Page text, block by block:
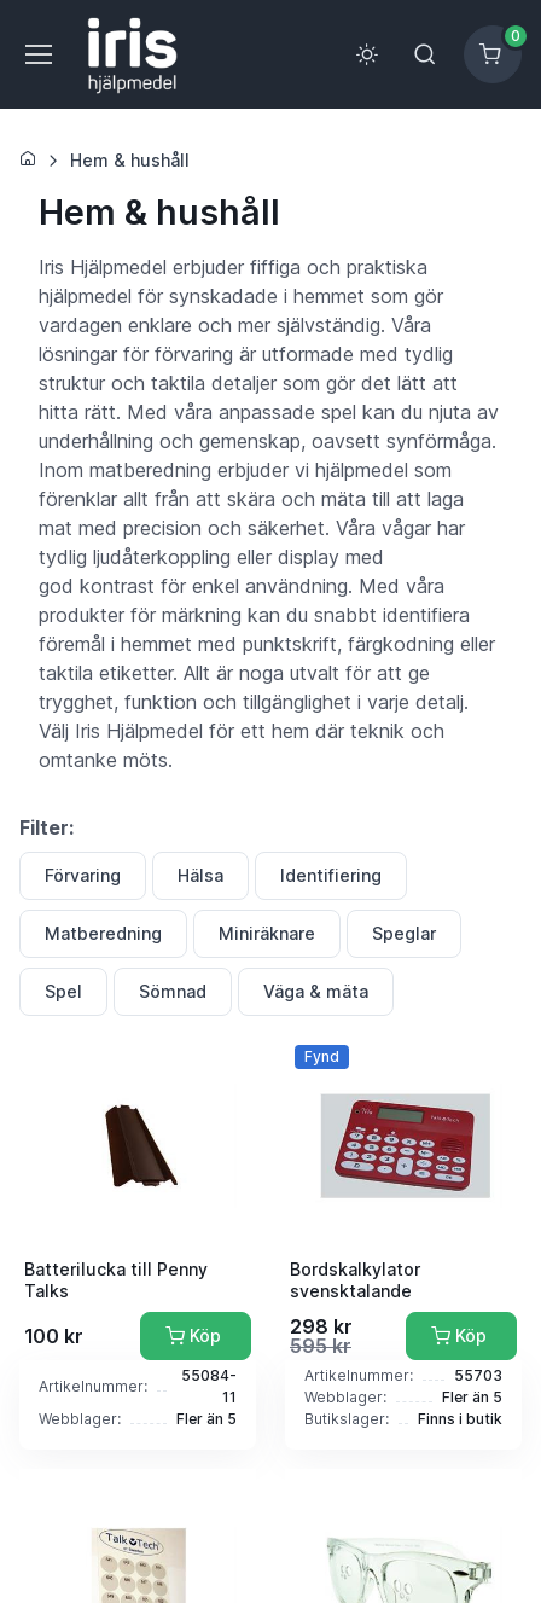
0
Hem & hushåll
Hem & hushåll
Iris Hjälpmedel erbjuder fiffiga och praktiska
hjälpmedel för synskadade i hemmet som gör
vardagen enklare och mer självständig. Våra
lösningar för förvaring är utformade med tydlig
struktur och taktila detaljer som gör det lätt att
hitta rätt. Med våra anpassade spel kan du njuta av
underhållning och gemenskap, oavsett synförmåga.
Inom matberedning erbjuder vi hjälpmedel som
förenklar allt från att skära och mäta till att laga
mat med precision och säkerhet. Våra vågar har
tydlig ljudåterkoppling eller display med
god kontrast för enkel användning. Med våra
produkter för märkning kan du snabbt identifiera
föremål i hemmet med punktskrift, färgkodning eller
taktila etiketter. Allt är noga utvalt för att ge
trygghet, funktion och tillgänglighet i varje detalj.
Välj Iris Hjälpmedel för ett hem där teknik och
omtanke möts.
Filter:
Förvaring Hälsa Identifiering
Matberedning Miniräknare Speglar
Spel Sömnad Väga & mäta
Batterilucka till Penny
Talks
100 kr Köp
Artikelnummer:
55084-
11
Webblager:
Fler än 5
Fynd
Bordskalkylator
svensktalande
298 kr
595 kr
Köp
Artikelnummer:
55703
Webblager:
Fler än 5
Butikslager:
Finns i butik